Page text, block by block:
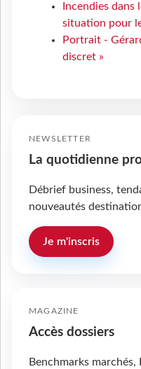
Incendies
situation pour
Portrait -
discret »
NEWSLETTER
La quotidienne
Débrief business,
nouveautés
Je m'inscris
MAGAZINE
Accès dossiers
Benchmarks